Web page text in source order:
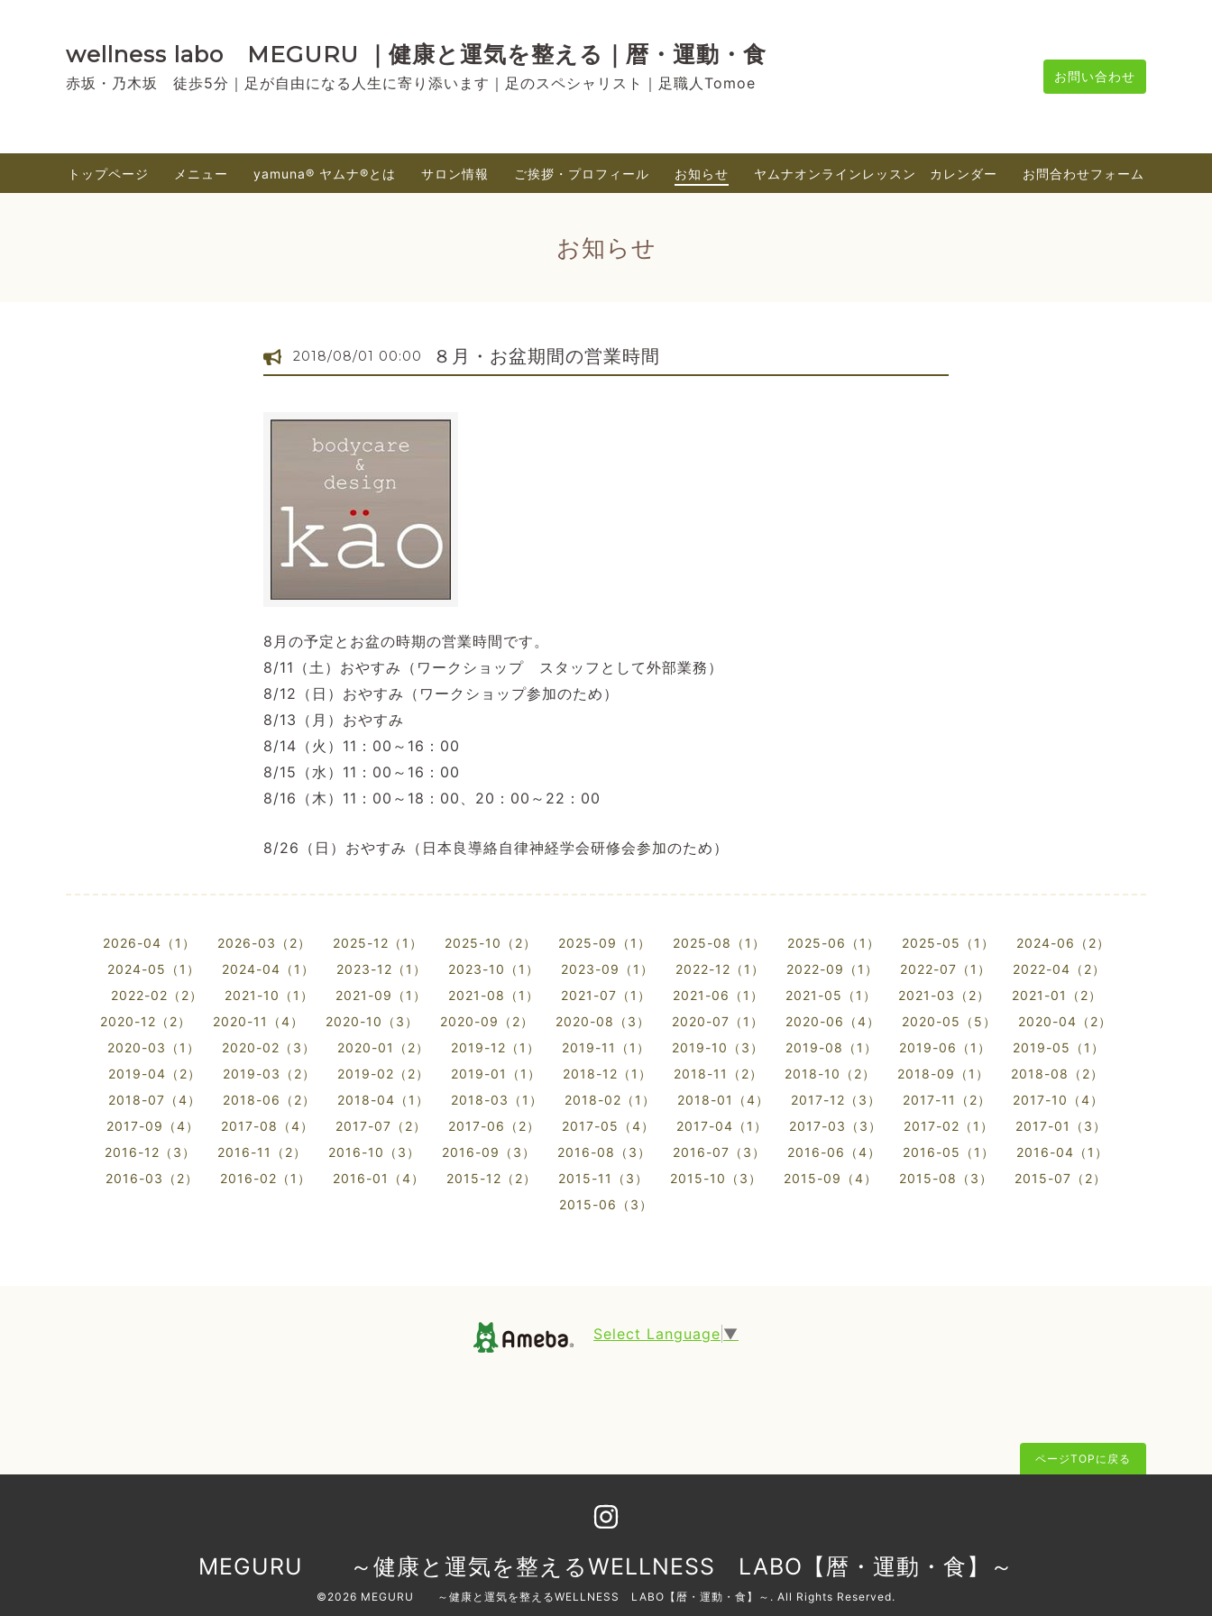
wellness labo MEGURU ｜健康と運気を整える｜暦・運動・食
赤坂・乃木坂 徒歩5分｜足が自由になる人生に寄り添います｜足のスペシャリスト｜足職人Tomoe お問い合わせ
トップページ メニュー yamuna®︎ ヤムナ®とは サロン情報 ご挨拶・プロフィール お知らせ ヤムナオンラインレッスン カレンダー お問合わせフォーム
お知らせ
2018/08/01 00:00 ８月・お盆期間の営業時間
8月の予定とお盆の時期の営業時間です。
8/11（土）おやすみ（ワークショップ スタッフとして外部業務）
8/12（日）おやすみ（ワークショップ参加のため）
8/13（月）おやすみ
8/14（火）11：00～16：00
8/15（水）11：00～16：00
8/16（木）11：00～18：00、20：00～22：00
8/26（日）おやすみ（日本良導絡自律神経学会研修会参加のため）
2026-04（1） 2026-03（2） 2025-12（1） 2025-10（2） 2025-09（1） 2025-08（1） 2025-06（1） 2025-05（1）
2024-06（2）
2024-05（1）
2024-04（1） 2023-12（1） 2023-10（1） 2023-09（1） 2022-12（1） 2022-09（1） 2022-07（1）
2022-04（2）
2022-02（2）
2021-10（1） 2021-09（1） 2021-08（1） 2021-07（1） 2021-06（1） 2021-05（1） 2021-03（2）
2021-01（2）
2020-12（2）
2020-11（4） 2020-10（3） 2020-09（2） 2020-08（3） 2020-07（1） 2020-06（4） 2020-05（5）
2020-04（2）
2020-03（1）
2020-02（3） 2020-01（2） 2019-12（1） 2019-11（1） 2019-10（3） 2019-08（1） 2019-06（1）
2019-05（1）
2019-04（2）
2019-03（2） 2019-02（2） 2019-01（1） 2018-12（1） 2018-11（2） 2018-10（2） 2018-09（1）
2018-08（2）
2018-07（4）
2018-06（2） 2018-04（1） 2018-03（1） 2018-02（1） 2018-01（4） 2017-12（3） 2017-11（2）
2017-10（4）
2017-09（4）
2017-08（4） 2017-07（2） 2017-06（2） 2017-05（4） 2017-04（1） 2017-03（3） 2017-02（1）
2017-01（3）
2016-12（3）
2016-11（2） 2016-10（3） 2016-09（3） 2016-08（3） 2016-07（3） 2016-06（4） 2016-05（1）
2016-04（1）
2016-03（2）
2016-02（1） 2016-01（4） 2015-12（2） 2015-11（3） 2015-10（3） 2015-09（4） 2015-08（3）
2015-07（2）
2015-06（3）
Select Language ▼
ページTOPに戻る
MEGURU ～健康と運気を整えるWELLNESS LABO【暦・運動・食】～
©2026 MEGURU ～健康と運気を整えるWELLNESS LABO【暦・運動・食】～ . All Rights Reserved.